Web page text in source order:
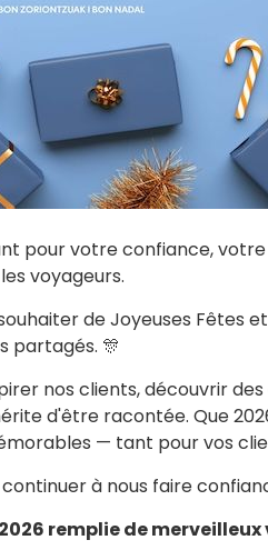
pour votre confiance,
voyageurs.
de Joyeuses Fêtes
partagés. 🎊
nos clients, découvrir
d'être racontée. Que
— tant pour vos
à nous faire
remplie de merveilleux